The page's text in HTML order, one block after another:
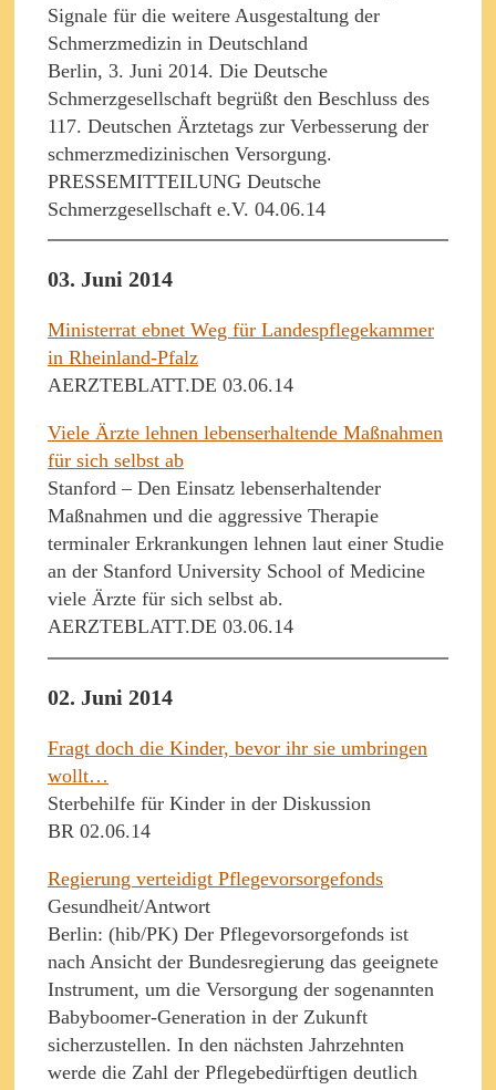
Signale für die weitere Ausgestaltung der
Schmerzmedizin in Deutschland
Berlin, 3. Juni 2014. Die Deutsche
Schmerzgesellschaft begrüßt den Beschluss des
117. Deutschen Ärztetags zur Verbesserung der
schmerzmedizinischen Versorgung.
PRESSEMITTEILUNG Deutsche
Schmerzgesellschaft e.V. 04.06.14
03. Juni 2014
Ministerrat ebnet Weg für Landespflegekammer
in Rheinland-Pfalz
AERZTEBLATT.DE 03.06.14
Viele Ärzte lehnen lebenserhaltende Maßnahmen
für sich selbst ab
Stanford – Den Einsatz lebenserhaltender
Maßnahmen und die aggressive Therapie
terminaler Erkrankungen lehnen laut einer Studie
an der Stanford University School of Medicine
viele Ärzte für sich selbst ab.
AERZTEBLATT.DE 03.06.14
02. Juni 2014
Fragt doch die Kinder, bevor ihr sie umbringen
wollt…
Sterbehilfe für Kinder in der Diskussion
BR 02.06.14
Regierung verteidigt Pflegevorsorgefonds
Gesundheit/Antwort
Berlin: (hib/PK) Der Pflegevorsorgefonds ist
nach Ansicht der Bundesregierung das geeignete
Instrument, um die Versorgung der sogenannten
Babyboomer-Generation in der Zukunft
sicherzustellen. In den nächsten Jahrzehnten
werde die Zahl der Pflegebedürftigen deutlich